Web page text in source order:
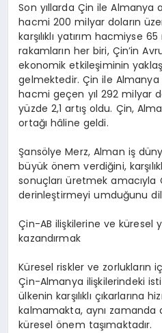
Son yıllarda Çin ile Almanya
hacmi 200 milyar doların
karşılıklı yatırım hacmiyse
rakamların her biri, Çin’in
ekonomik etkileşiminin
gelmektedir. Çin ile Almanya
hacmi geçen yıl 292 milyar
yüzde 2,1 artış oldu. Çin,
ortağı hâline geldi.
Şansölye Merz, Alman iş
büyük önem verdiğini,
sonuçları üretmek amacıyla
derinleştirmeyi umduğunu
Çin-AB ilişkilerine ve küresel
kazandırmak
Küresel riskler ve
Çin-Almanya ilişkilerindeki
ülkenin karşılıklı çıkarlarına
kalmamakta, aynı zamanda
küresel önem taşımaktadır.